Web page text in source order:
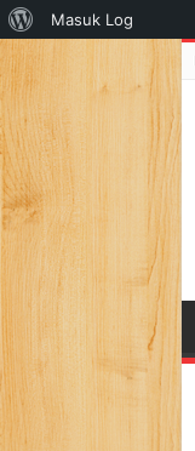
Tentang
WordPress
Masuk Log